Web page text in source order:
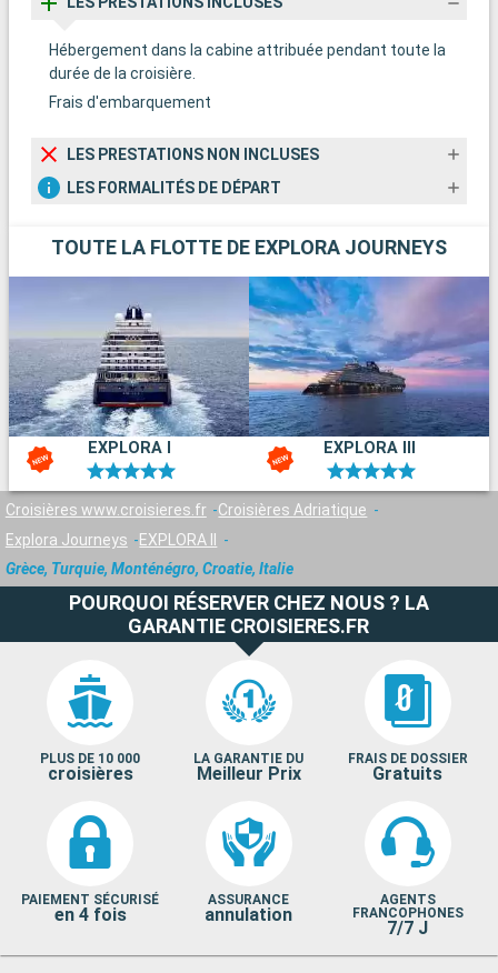
Hébergement dans la cabine attribuée pendant toute la
durée de la croisière.
Frais d'embarquement
LES PRESTATIONS NON INCLUSES
LES FORMALITÉS DE DÉPART
TOUTE LA FLOTTE DE EXPLORA JOURNEYS
EXPLORA I EXPLORA III
Croisières www.croisieres.fr
Croisières Adriatique
Explora Journeys
EXPLORA II
Grèce, Turquie, Monténégro, Croatie, Italie
POURQUOI RÉSERVER CHEZ NOUS ? LA
GARANTIE CROISIERES.FR
PLUS DE 10 000
croisières
LA GARANTIE DU
Meilleur Prix
FRAIS DE DOSSIER
Gratuits
PAIEMENT SÉCURISÉ
en 4 fois
ASSURANCE
annulation
AGENTS
FRANCOPHONES
7/7 J